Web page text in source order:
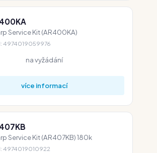
Service Kit (AR400KA)
4974019059976
na vyžádání
více informací
Service Kit (AR407KB) 180k
4974019010922